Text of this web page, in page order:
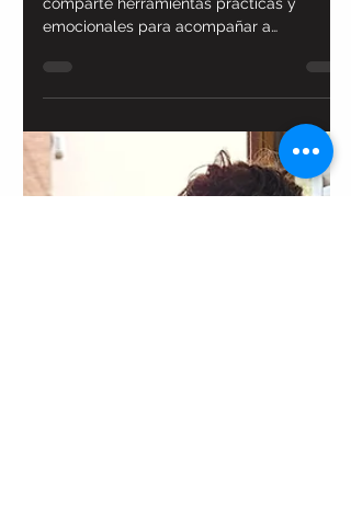
APOYO UNIVERSITARIO
El otro lado de un
examen
En esta nota, la arq. Pilar Lucena
comparte herramientas prácticas y
emocionales para acompañar a